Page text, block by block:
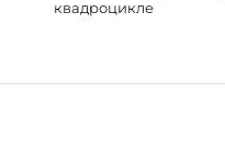
квадроцикле